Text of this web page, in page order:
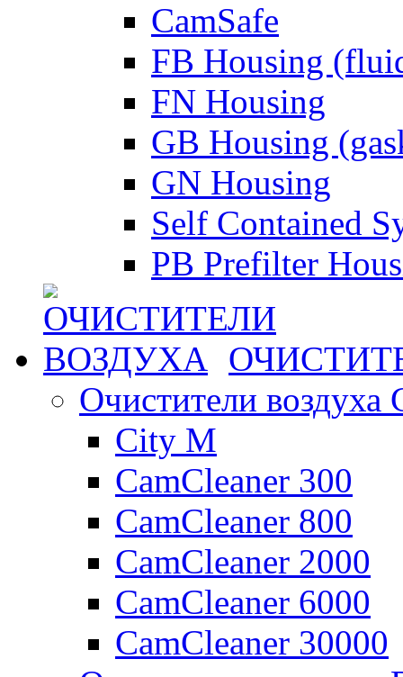
CamSafe
FB Housing
FN Housing
GB Housing
GN Housing
Self Contained
PB Prefilter
Очистители воздуха
City M
CamCleaner 300
CamCleaner 800
CamCleaner 2000
CamCleaner 6000
CamCleaner 30000